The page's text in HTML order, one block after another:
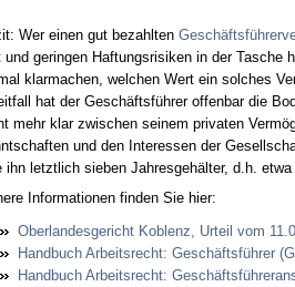
Wer ei­nen gut be­zahl­ten
und ge­rin­gen Haf­tungs­ri­si­ken in der Ta­sche
klar­ma­chen, wel­chen Wert ein sol­ches
hat der Geschäftsführer of­fen­bar die
mehr klar zwi­schen sei­nem pri­va­ten
und den In­ter­es­sen der
ihn letzt­lich sie­ben Jah­res­gehälter, d.h. et­wa
In­for­ma­tio­nen fin­den Sie hier:
Ober­lan­des­ge­richt Ko­blenz, Ur­teil vom
Hand­buch Ar­beits­recht: Geschäftsführer
Hand­buch Ar­beits­recht: